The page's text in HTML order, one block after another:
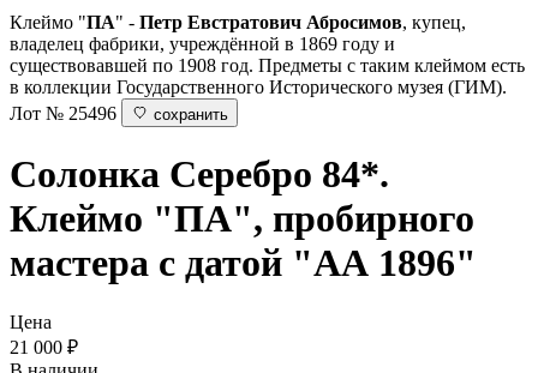
Клеймо "ПА" - Петр Евстратович Абросимов, купец,
владелец фабрики, учреждённой в 1869 году и
существовавшей по 1908 год. Предметы с таким клеймом есть
в коллекции Государственного Исторического музея (ГИМ).
Лот № 25496
сохранить
Солонка Серебро 84*.
Клеймо "ПА", пробирного
мастера с датой "АА 1896"
Цена
21 000 ₽